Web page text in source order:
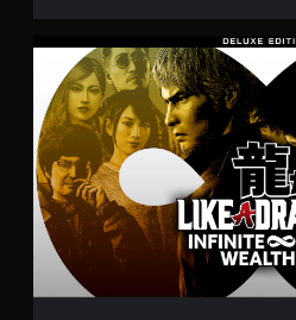
D
x
e
E
d
n